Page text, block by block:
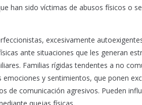
han sido víctimas de abusos físicos o
excesivamente
ante situaciones que les generan
Familias rígidas tendentes a no
y sentimientos, que ponen
de comunicación agresivos. Pueden